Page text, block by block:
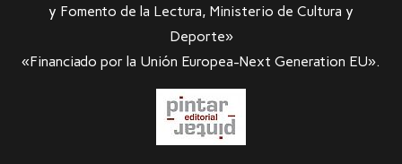
y Fomento de la Lectura, Ministerio de Cultura y
Deporte»
«Financiado por la Unión Europea-Next Generation EU».